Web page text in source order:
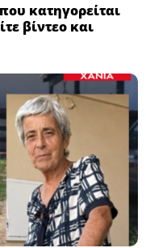
κατηγορείται
βίντεο και